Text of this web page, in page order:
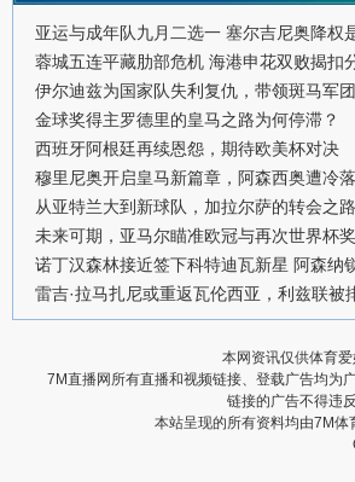
亚运与成年队九月二选一 塞尔吉尼奥降权
蓉城五连平藏肋部危机 海港申花双败揭扣
伊尔迪兹为国家队失利复仇，带领斑马军
金球奖得主罗德里的皇马之路为何停滞？
西班牙阿根廷再续恩怨，期待欧美杯对决
穆里尼奥开启皇马新篇章，阿森西奥遭冷落
从亚特兰大到新球队，加拉尔萨的转会之路
未来可期，亚马尔瞄准欧冠与再次世界杯
诺丁汉森林接近签下科特迪瓦新星 阿森纳
雷吉·拉马扎尼或重返瓦伦西亚，利兹联被
本网资讯仅供体育
7M直播网所有直播和视频链接、登载广告均为
链接的广告不得违
本站呈现的所有资料均由7M